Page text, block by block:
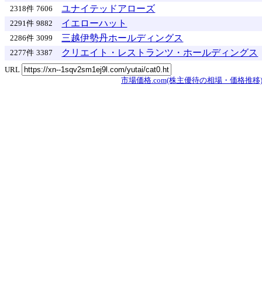
2318件 7606 ユナイテッドアローズ
2291件 9882 イエローハット
2286件 3099 三越伊勢丹ホールディングス
2277件 3387 クリエイト・レストランツ・ホールディングス
URL
市場価格.com(株主優待の相場・価格推移)